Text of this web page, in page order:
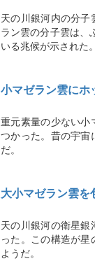
天の川銀河内の分
ラン雲の分子雲は、
いる兆候が示された。
小マゼラン雲にホ
重元素量の少ない小
つかった。昔の宇宙
だ。
大小マゼラン雲
天の川銀河の衛星
った。この構造が
ようだ。